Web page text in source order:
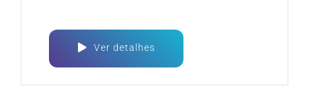
Ver detalhes